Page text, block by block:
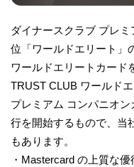
ダイナースクラブ プレ
位「ワールドエリート」
ワールドエリートカード
TRUST CLUB ワールド
プレミアム コンパニオ
行を開始するもので、当
もあります。
・Mastercard の上質な